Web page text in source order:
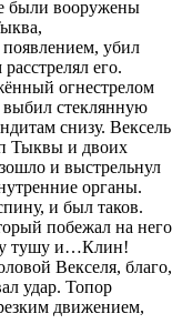
были вооружены
убил
его.
огнестрелом
выбил стеклянную
снизу. Вексель
Тыквы и двоих
и выстрельнул
органы.
и был таков.
побежал на него
тушу и…Клин!
Векселя, благо,
удар. Топор
движением,